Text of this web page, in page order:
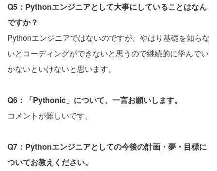
Q5：Pythonエンジニアとして大事にしていることはなん
ですか？
Pythonエンジニアではないのですが、やはり基礎を知らな
いとコーディングができないと思うので継続的に学んでい
かないといけないと思います。
Q6：「Pythonic」について、一言お願いします。
コメントが難しいです。
Q7：Pythonエンジニアとしての今後の計画・夢・目標に
ついてお教えください。